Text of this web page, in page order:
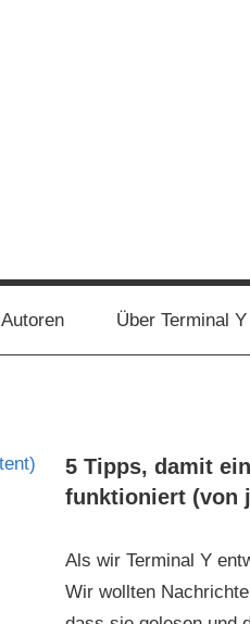
Autoren Über Terminal Y
5 Tipps, damit
funktioniert (von
Als wir Terminal Y
Wir wollten